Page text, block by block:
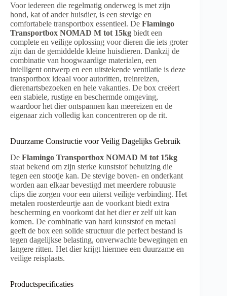
Voor iedereen die regelmatig onderweg is met zijn
hond, kat of ander huisdier, is een stevige en
comfortabele transportbox essentieel. De Flamingo
Transportbox NOMAD M tot 15kg biedt een
complete en veilige oplossing voor dieren die iets groter
zijn dan de gemiddelde kleine huisdieren. Dankzij de
combinatie van hoogwaardige materialen, een
intelligent ontwerp en een uitstekende ventilatie is deze
transportbox ideaal voor autoritten, treinreizen,
dierenartsbezoeken en hele vakanties. De box creëert
een stabiele, rustige en beschermde omgeving,
waardoor het dier ontspannen kan meereizen en de
eigenaar zich volledig kan concentreren op de rit.
Duurzame Constructie voor Veilig Dagelijks Gebruik
De Flamingo Transportbox NOMAD M tot 15kg
staat bekend om zijn sterke kunststof behuizing die
tegen een stootje kan. De stevige boven- en onderkant
worden aan elkaar bevestigd met meerdere robuuste
clips die zorgen voor een uiterst veilige verbinding. Het
metalen roosterdeurtje aan de voorkant biedt extra
bescherming en voorkomt dat het dier er zelf uit kan
komen. De combinatie van hard kunststof en metaal
geeft de box een solide structuur die perfect bestand is
tegen dagelijkse belasting, onverwachte bewegingen en
langere ritten. Het dier krijgt hiermee een duurzame en
veilige reisplaats.
Productspecificaties